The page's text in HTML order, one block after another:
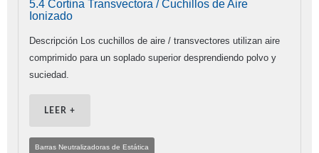
5.4 Cortina Transvectora / Cuchillos de Aire
Ionizado
Descripción Los cuchillos de aire / transvectores utilizan aire
comprimido para un soplado superior desprendiendo polvo y
suciedad.
LEER +
Barras Neutralizadoras de Estática